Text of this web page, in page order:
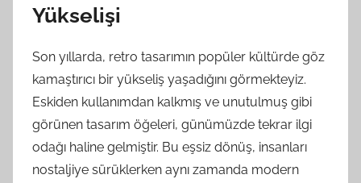
Yükselişi
Son yıllarda, retro tasarımın popüler kültürde göz
kamaştırıcı bir yükseliş yaşadığını görmekteyiz.
Eskiden kullanımdan kalkmış ve unutulmuş gibi
görünen tasarım öğeleri, günümüzde tekrar ilgi
odağı haline gelmiştir. Bu eşsiz dönüş, insanları
nostaljiye sürüklerken aynı zamanda modern